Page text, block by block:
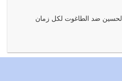
يجب النهوض بها كما ينبغي لكي
الحسين ضد الطاغوت لكل زمان